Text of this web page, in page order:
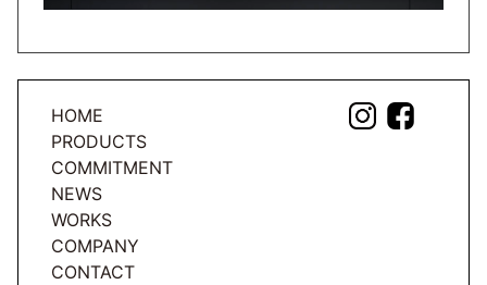
HOME
PRODUCTS
COMMITMENT
NEWS
WORKS
COMPANY
CONTACT